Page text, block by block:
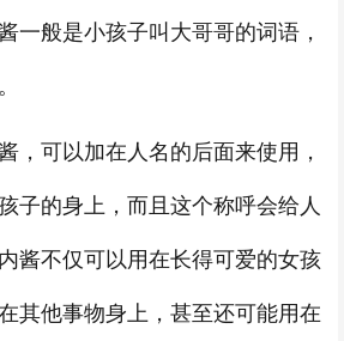
一般是小孩子叫大哥哥的词语，
，可以加在人名的后面来使用，
子的身上，而且这个称呼会给人
酱不仅可以用在长得可爱的女孩
其他事物身上，甚至还可能用在